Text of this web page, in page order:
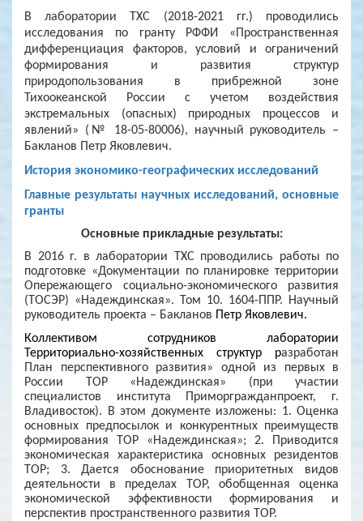
В лаборатории ТХС (2018-2021 гг.) проводились
исследования по гранту РФФИ «Пространственная
дифференциация факторов, условий и ограничений
формирования и развития структур
природопользования в прибрежной зоне
Тихоокеанской России с учетом воздействия
экстремальных (опасных) природных процессов и
явлений» (№ 18-05-80006), научный руководитель –
Бакланов Петр Яковлевич.
История экономико-географических исследований
Главные результаты научных исследований, основные
гранты
Основные прикладные результаты:
В 2016 г. в лаборатории ТХС проводились работы по
подготовке «Документации по планировке территории
Опережающего социально-экономического развития
(ТОСЭР) «Надеждинская». Том 10. 1604-ППР. Научный
руководитель проекта – Бакланов Петр Яковлевич.
Коллективом сотрудников лаборатории
Территориально-хозяйственных структур разработан
План перспективного развития» одной из первых в
России ТОР «Надеждинская» (при участии
специалистов института Приморгражданпроект, г.
Владивосток). В этом документе изложены: 1. Оценка
основных предпосылок и конкурентных преимуществ
формирования ТОР «Надеждинская»; 2. Приводится
экономическая характеристика основных резидентов
ТОР; 3. Дается обоснование приоритетных видов
деятельности в пределах ТОР, обобщенная оценка
экономической эффективности формирования и
перспектив пространственного развития ТОР.